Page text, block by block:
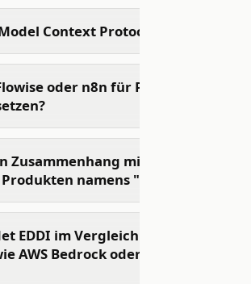
Context Protocol (MCP)?
oder n8n für Produktions-
Zusammenhang mit "Eddie AI"
namens "Eddy"?
EDDI im Vergleich zu Cloud-KI-
AWS Bedrock oder Azure AI